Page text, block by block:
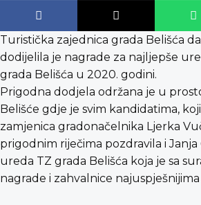
Turistička zajednica grada Belišća
dodijelila je nagrade za najljepše
grada Belišća u 2020. godini.
Prigodna dodjela održana je u
Belišće gdje je svim kandidatima,
zamjenica gradonačelnika Ljerka
prigodnim riječima pozdravila i Janja
ureda TZ grada Belišća koja je sa
nagrade i zahvalnice